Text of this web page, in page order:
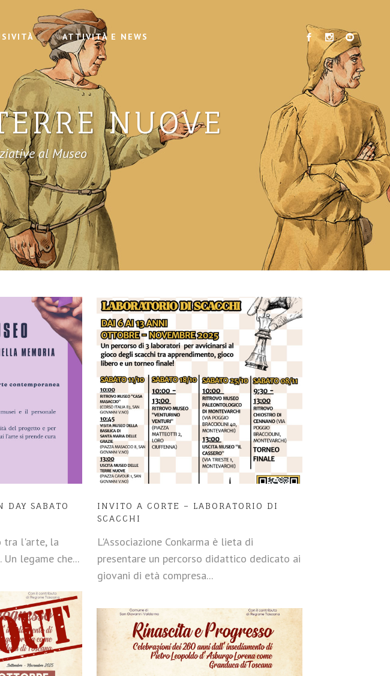
ATTIVITÀ E NEWS
NUOVE
al Museo
DAY SABATO
tra l'arte, la
legame che...
INVITO A CORTE – LABORATORIO DI
SCACCHI
L'Associazione Conkarma è lieta di
presentare un percorso didattico dedicato ai
giovani di età compresa...